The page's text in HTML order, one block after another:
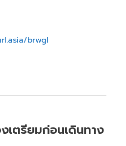
brwgI
เตรียมก่อนเดินทาง